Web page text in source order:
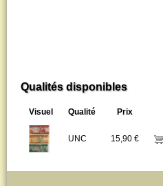
Qualités disponibles
Visuel Qualité Prix
UNC 15,90 €